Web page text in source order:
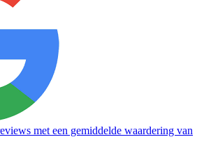
met een gemiddelde waardering van